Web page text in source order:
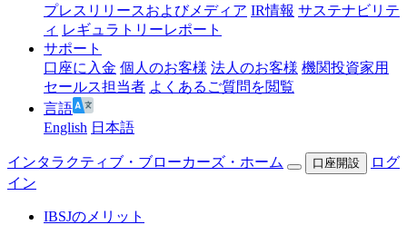
プレスリリースおよびメディア IR情報 サステナビリテ
ィ レギュラトリーレポート
サポート
口座に入金 個人のお客様 法人のお客様 機関投資家用
セールス担当者 よくあるご質問を閲覧
言語
English 日本語
インタラクティブ・ブローカーズ・ホーム 口座開設
ログ
イン
IBSJのメリット